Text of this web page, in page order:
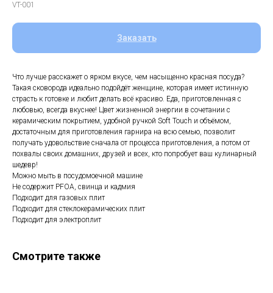
VT-001
Заказать
Что лучше расскажет о ярком вкусе, чем насыщенно красная посуда?
Такая сковорода идеально подойдёт женщине, которая имеет истинную
страсть к готовке и любит делать всё красиво. Еда, приготовленная с
любовью, всегда вкуснее! Цвет жизненной энергии в сочетании с
керамическим покрытием, удобной ручкой Soft Touch и объёмом,
достаточным для приготовления гарнира на всю семью, позволит
получать удовольствие сначала от процесса приготовления, а потом от
похвалы своих домашних, друзей и всех, кто попробует ваш кулинарный
шедевр!
Можно мыть в посудомоечной машине
Не содержит PFOA, свинца и кадмия
Подходит для газовых плит
Подходит для стеклокерамических плит
Подходит для электроплит
Смотрите также